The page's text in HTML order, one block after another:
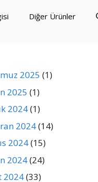
Diğer Ürünler
2025 (1)
2025 (1)
2024(1)
2024(14)
2024(15)
2024(24)
2024(33)